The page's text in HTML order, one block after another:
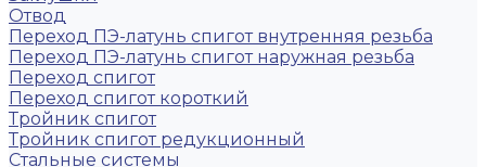
Отвод
Переход ПЭ-латунь спигот внутренняя резьба
Переход ПЭ-латунь спигот наружная резьба
Переход спигот
Переход спигот короткий
Тройник спигот
Тройник спигот редукционный
Стальные системы